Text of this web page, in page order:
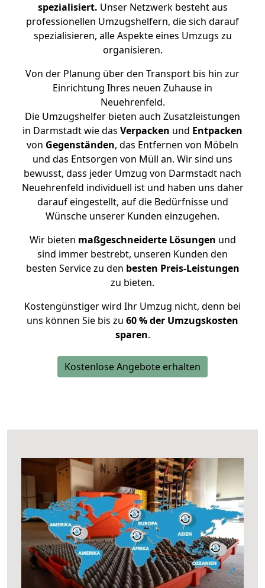
spezialisiert. Unser Netzwerk besteht aus
professionellen Umzugshelfern, die sich darauf
spezialisieren, alle Aspekte eines Umzugs zu
organisieren.
Von der Planung über den Transport bis hin zur
Einrichtung Ihres neuen Zuhause in
Neuehrenfeld.
Die Umzugshelfer bieten auch Zusatzleistungen
in Darmstadt wie das Verpacken und Entpacken
von Gegenständen, das Entfernen von Möbeln
und das Entsorgen von Müll an. Wir sind uns
bewusst, dass jeder Umzug von Darmstadt nach
Neuehrenfeld individuell ist und haben uns daher
darauf eingestellt, auf die Bedürfnisse und
Wünsche unserer Kunden einzugehen.
Wir bieten maßgeschneiderte Lösungen und
sind immer bestrebt, unseren Kunden den
besten Service zu den besten Preis-Leistungen
zu bieten.
Kostengünstiger wird Ihr Umzug nicht, denn bei
uns können Sie bis zu 60 % der Umzugskosten
sparen.
Kostenlose Angebote erhalten